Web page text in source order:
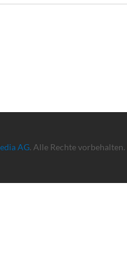
AG. Alle Rechte vorbehalten.